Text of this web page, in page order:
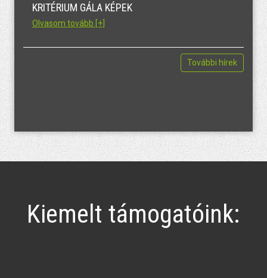
KRITÉRIUM GÁLA KÉPEK
Olvasom tovább [+]
További hírek
Kiemelt támogatóink: